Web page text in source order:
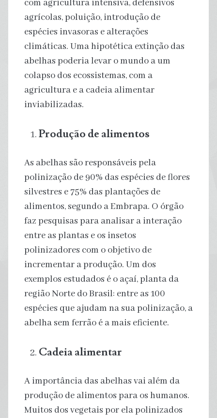
com agricultura intensiva, defensivos
agrícolas, poluição, introdução de
espécies invasoras e alterações
climáticas. Uma hipotética extinção das
abelhas poderia levar o mundo a um
colapso dos ecossistemas, com a
agricultura e a cadeia alimentar
inviabilizadas.
Produção de alimentos
As abelhas são responsáveis pela
polinização de 90% das espécies de flores
silvestres e 75% das plantações de
alimentos, segundo a Embrapa. O órgão
faz pesquisas para analisar a interação
entre as plantas e os insetos
polinizadores com o objetivo de
incrementar a produção. Um dos
exemplos estudados é o açaí, planta da
região Norte do Brasil: entre as 100
espécies que ajudam na sua polinização, a
abelha sem ferrão é a mais eficiente.
Cadeia alimentar
A importância das abelhas vai além da
produção de alimentos para os humanos.
Muitos dos vegetais por ela polinizados